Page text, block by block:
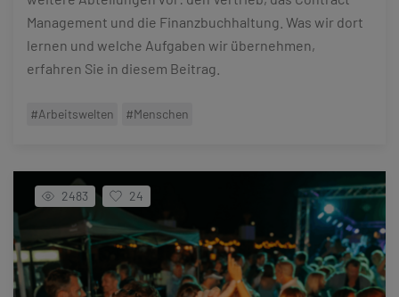
Management und die Finanzbuchhaltung. Was wir dort
lernen und welche Aufgaben wir übernehmen,
erfahren Sie in diesem Beitrag.
#Arbeitswelten #Menschen
2483 24